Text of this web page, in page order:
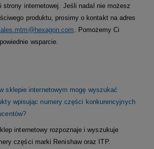
strony internetowej. Jeśli nadal nie możesz
produktu, prosimy o kontakt na adres
Pomożemy Ci
wsparcie.
sklepie internetowym mogę wyszukać
wpisując numery części konkurencyjnych
internetowy rozpoznaje i wyszukuje
części marki Renishaw oraz ITP.